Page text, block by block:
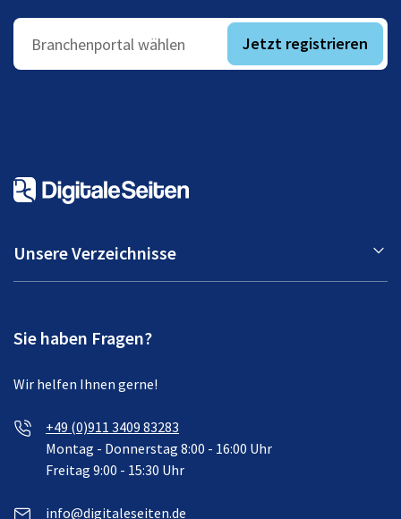
Branchenportal wählen Jetzt registrieren
Unsere Verzeichnisse
Sie haben Fragen?
Wir helfen Ihnen gerne!
+49 (0)911 3409 83283
Montag - Donnerstag 8:00 - 16:00 Uhr
Freitag 9:00 - 15:30 Uhr
info@digitaleseiten.de